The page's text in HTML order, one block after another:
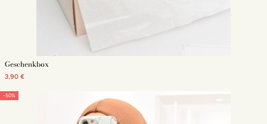
Geschenkbox
3,90 €
-50%